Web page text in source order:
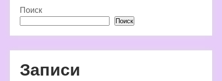
Поиск
Поиск
Записи